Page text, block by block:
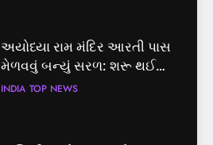
અયોધ્યા રામ મંદિર આરતી પાસ
મેળવવું બન્યું સરળ: શરૂ થઈ
તત્કાલ સુવિધા, જાણો સંપૂર્ણ
INDIA TOP NEWS